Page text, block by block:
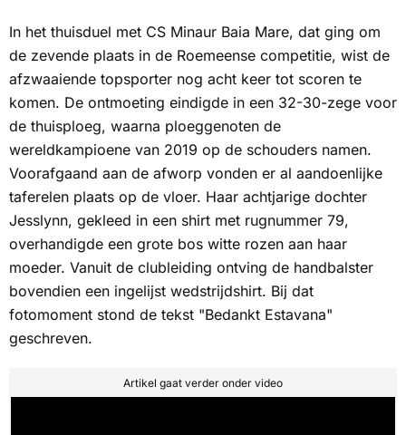
In het thuisduel met CS Minaur Baia Mare, dat ging om
de zevende plaats in de Roemeense competitie, wist de
afzwaaiende topsporter nog acht keer tot scoren te
komen. De ontmoeting eindigde in een 32-30-zege voor
de thuisploeg, waarna ploeggenoten de
wereldkampioene van 2019 op de schouders namen.
Voorafgaand aan de afworp vonden er al aandoenlijke
taferelen plaats op de vloer. Haar achtjarige dochter
Jesslynn, gekleed in een shirt met rugnummer 79,
overhandigde een grote bos witte rozen aan haar
moeder. Vanuit de clubleiding ontving de handbalster
bovendien een ingelijst wedstrijdshirt. Bij dat
fotomoment stond de tekst "Bedankt Estavana"
geschreven.
Artikel gaat verder onder video